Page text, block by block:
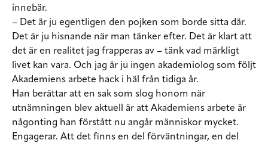
innebär.
– Det är ju egentligen den pojken som borde sitta där.
Det är ju hisnande när man tänker efter. Det är klart att
det är en realitet jag frapperas av – tänk vad märkligt
livet kan vara. Och jag är ju ingen akademiolog som följt
Akademiens arbete hack i häl från tidiga år.
Han berättar att en sak som slog honom när
utnämningen blev aktuell är att Akademiens arbete är
någonting han förstått nu angår människor mycket.
Engagerar. Att det finns en del förväntningar, en del